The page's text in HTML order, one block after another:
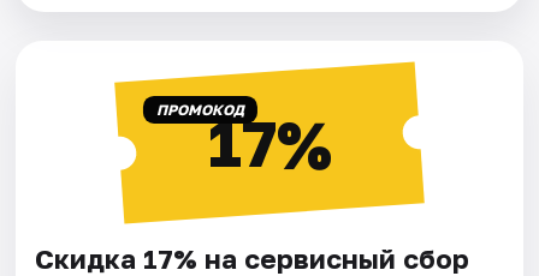
ПРОМОКОД17%
Скидка 17% на сервисный сбор